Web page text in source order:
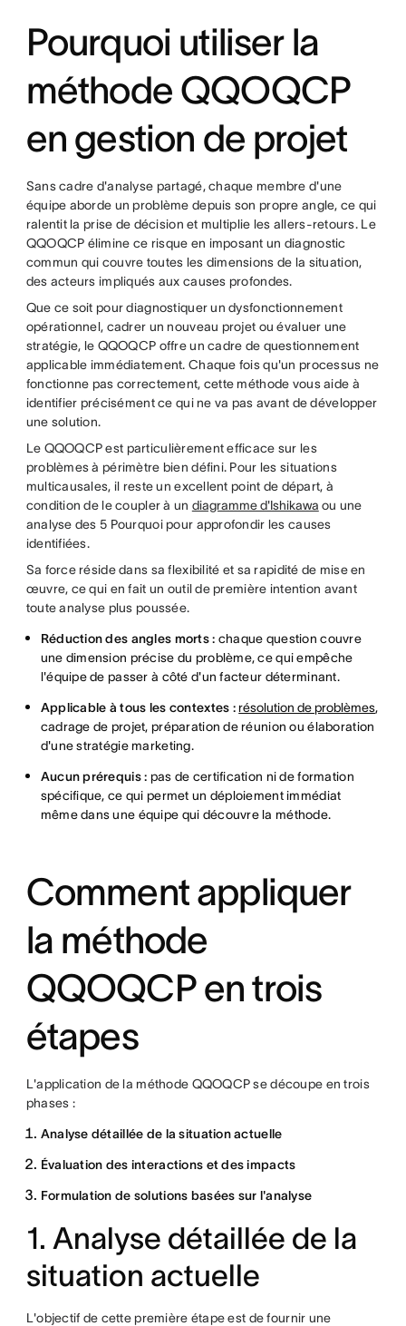
Pourquoi utiliser la
méthode QQOQCP
en gestion de projet
Sans cadre d'analyse partagé, chaque membre d'une
équipe aborde un problème depuis son propre angle, ce qui
ralentit la prise de décision et multiplie les allers-retours. Le
QQOQCP élimine ce risque en imposant un diagnostic
commun qui couvre toutes les dimensions de la situation,
des acteurs impliqués aux causes profondes.
Que ce soit pour diagnostiquer un dysfonctionnement
opérationnel, cadrer un nouveau projet ou évaluer une
stratégie, le QQOQCP offre un cadre de questionnement
applicable immédiatement. Chaque fois qu'un processus ne
fonctionne pas correctement, cette méthode vous aide à
identifier précisément ce qui ne va pas avant de développer
une solution.
Le QQOQCP est particulièrement efficace sur les
problèmes à périmètre bien défini. Pour les situations
multicausales, il reste un excellent point de départ, à
condition de le coupler à un diagramme d'Ishikawa ou une
analyse des 5 Pourquoi pour approfondir les causes
identifiées.
Sa force réside dans sa flexibilité et sa rapidité de mise en
œuvre, ce qui en fait un outil de première intention avant
toute analyse plus poussée.
Réduction des angles morts : chaque question couvre
une dimension précise du problème, ce qui empêche
l'équipe de passer à côté d'un facteur déterminant.
Applicable à tous les contextes : résolution de problèmes,
cadrage de projet, préparation de réunion ou élaboration
d'une stratégie marketing.
Aucun prérequis : pas de certification ni de formation
spécifique, ce qui permet un déploiement immédiat
même dans une équipe qui découvre la méthode.
Comment appliquer
la méthode
QQOQCP en trois
étapes
L'application de la méthode QQOQCP se découpe en trois
phases :
Analyse détaillée de la situation actuelle
Évaluation des interactions et des impacts
Formulation de solutions basées sur l'analyse
1. Analyse détaillée de la
situation actuelle
L'objectif de cette première étape est de fournir une